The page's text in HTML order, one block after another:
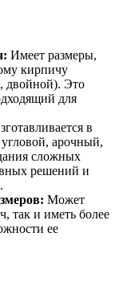
Имеет размеры,
кирпичу
двойной). Это
для
в
арочный,
сложных
решений и
Может
так и иметь более
ее